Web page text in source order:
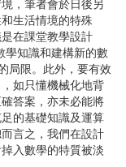
，筆者會於日後另
生活情境的特殊
在課堂教學設計
學知識和建構新的數
局限。此外，要有效
如只懂機械化地背
答案，亦未必能將
的基礎知識及運算
言之，我們在設計
入數學的特質被淡